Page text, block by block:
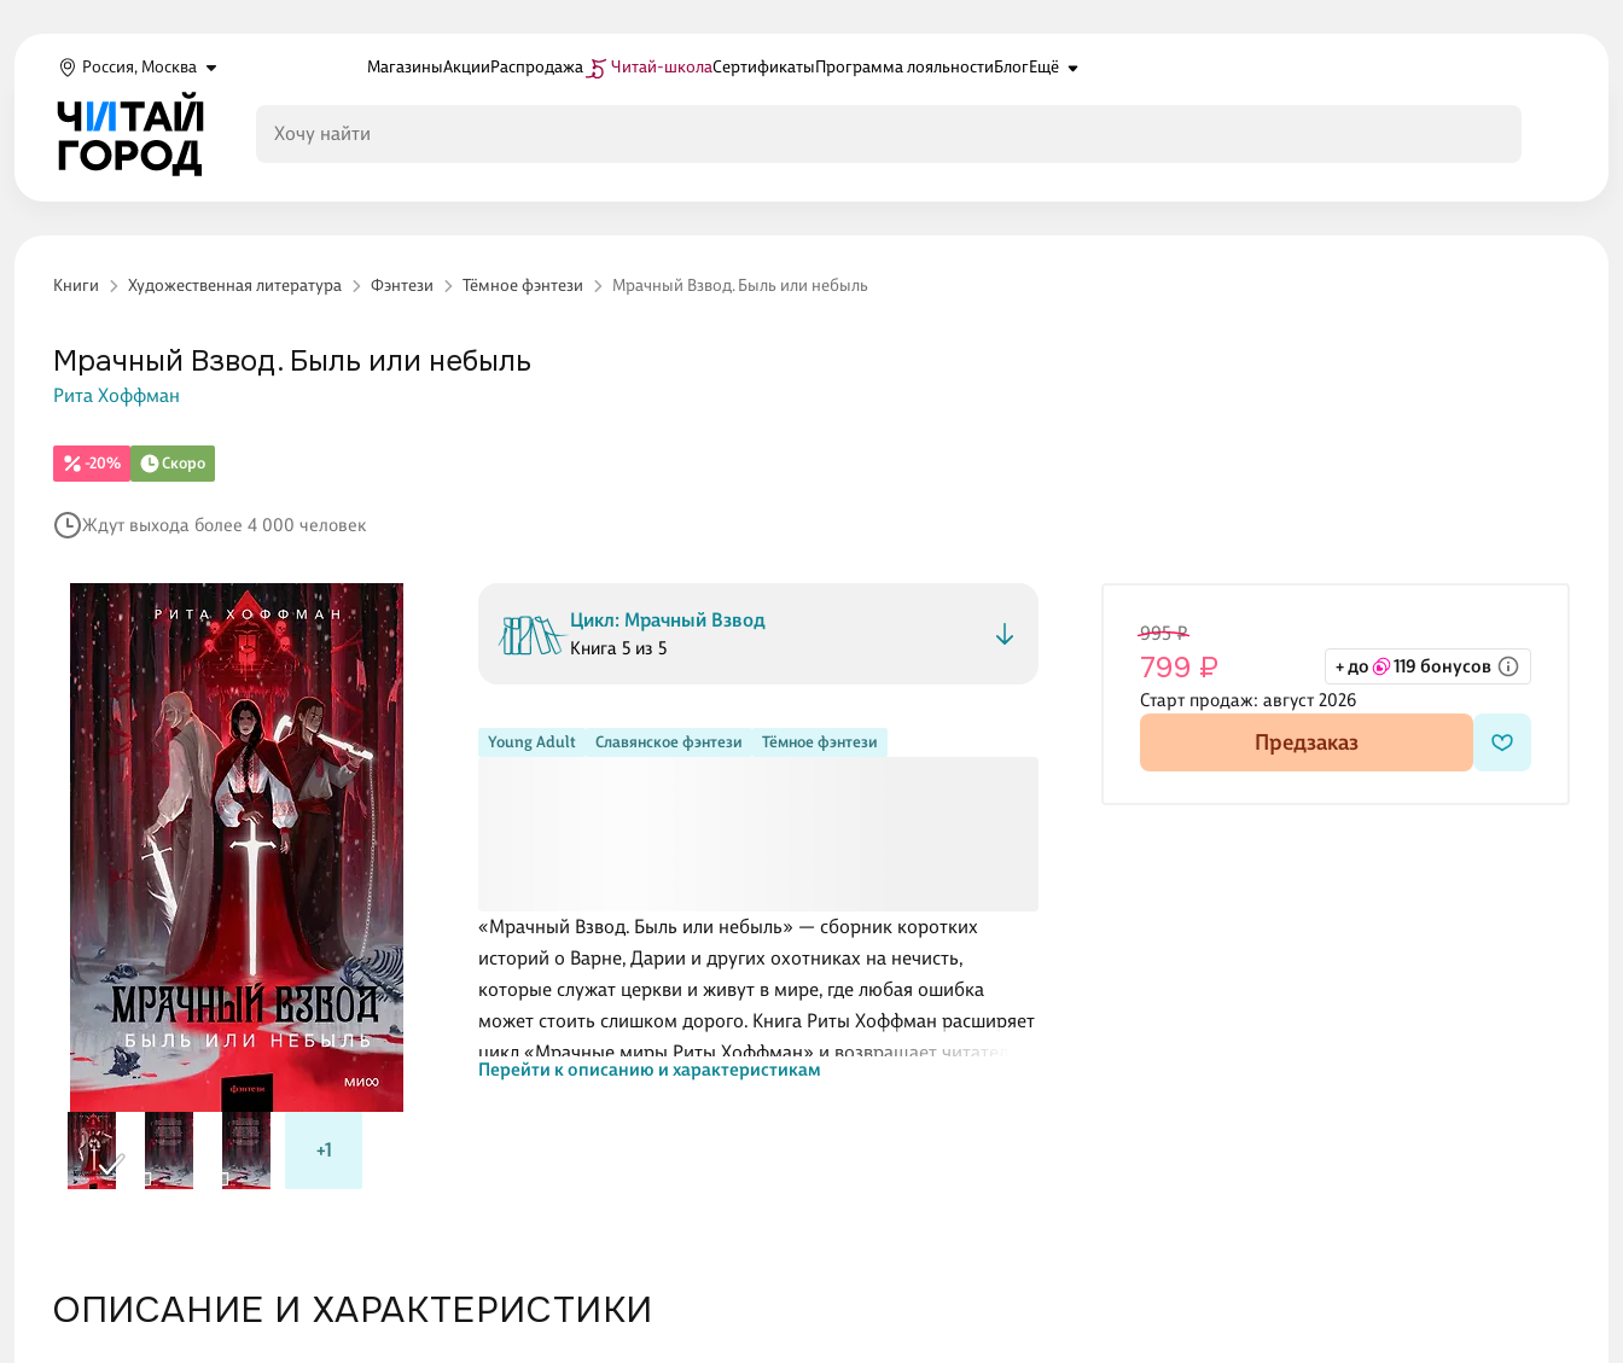
Россия, Москва МагазиныАкцииРаспродажа Читай-школаСертификатыПрограмма лояльностиБлогЕщё
Книги Художественная литература Фэнтези Тёмное фэнтези Мрачный Взвод. Быль или небыль
+1
Цикл: Мрачный Взвод
Книга 5 из 5
Young Adult Славянское фэнтези Тёмное фэнтези
«Мрачный Взвод. Быль или небыль» — сборник коротких
историй о Варне, Дарии и других охотниках на нечисть,
которые служат церкви и живут в мире, где любая ошибка
может стоить слишком дорого. Книга Риты Хоффман расширяет
цикл «Мрачные миры Риты Хоффман» и возвращает читателя к
героям, знакомым по трилогии о Мрачном Взводе. Здесь важен
увидеть, как устроен
Перейти к описанию и характеристикам
-20% Скоро
Мрачный Взвод. Быль или небыль
Рита Хоффман
Ждут выхода более 4 000 человек
995 ₽
799 ₽ + до
119 бонусов
Старт продаж: август 2026
Предзаказ
ОПИСАНИЕ И ХАРАКТЕРИСТИКИ